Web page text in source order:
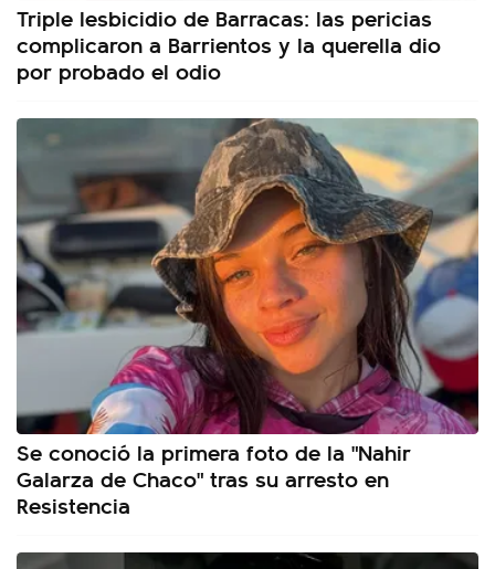
Triple lesbicidio de Barracas: las pericias
complicaron a Barrientos y la querella dio
por probado el odio
Se conoció la primera foto de la "Nahir
Galarza de Chaco" tras su arresto en
Resistencia